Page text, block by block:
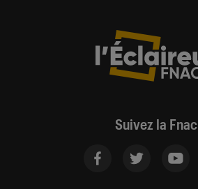
Suivez la Fnac